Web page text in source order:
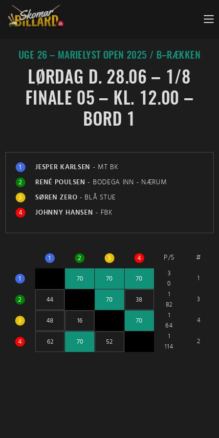
Fortsæt
indhold
UGE 26 – MARIELYST OPEN 2025 / B–RÆKKEN
LØRDAG D. 28.06 – 1/8
FINALE 05 – KL. 12.00 –
BORD 1
1 JESPER KARLSEN - MT BK
2
RENÉ POULSEN- BODEGA INN - NÆRUM
3
SØREN ZERO - BLÅ STUE
4
JOHNNY HANSEN- FBK
1 2 3 4 P/S #
1
3
0
1
2
1
82
3
3
1
64
4
4
1
114
2